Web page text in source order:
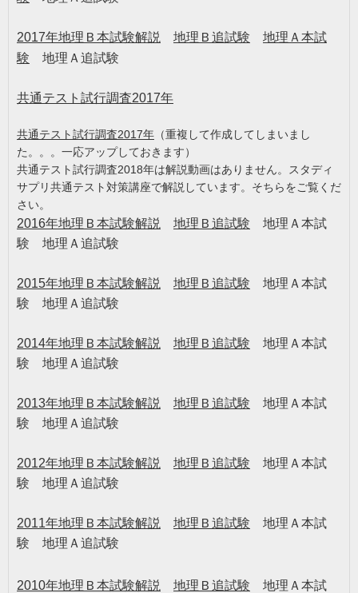
2017年地理Ｂ本試験解説 地理Ｂ追試験
地理Ａ本試
験 地理Ａ追試験
共通テスト試行調査2017年
共通テスト試行調査2017年 （重複して作成してしまいまし
た。。。一応アップしておきます）
共通テスト試行調査2018年は解説動画はありません。スタディ
サプリ共通テスト対策講座で解説しています。そちらをご覧くだ
さい。
2016年地理Ｂ本試験解説 地理Ｂ追試験 地理Ａ本試
験 地理Ａ追試験
2015年地理Ｂ本試験解説 地理Ｂ追試験 地理Ａ本試
験 地理Ａ追試験
2014年地理Ｂ本試験解説 地理Ｂ追試験 地理Ａ本試
験 地理Ａ追試験
2013年地理Ｂ本試験解説 地理Ｂ追試験 地理Ａ本試
験 地理Ａ追試験
2012年地理Ｂ本試験解説 地理Ｂ追試験 地理Ａ本試
験 地理Ａ追試験
2011年地理Ｂ本試験解説 地理Ｂ追試験 地理Ａ本試
験 地理Ａ追試験
2010年地理Ｂ本試験解説 地理Ｂ追試験 地理Ａ本試